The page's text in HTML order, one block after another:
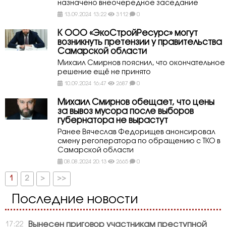
назначено внеочередное заседание
13.09.2024 13:22 3112 0
К ООО «ЭкоСтройРесурс» могут
возникнуть претензии у правительства
Самарской области
Михаил Смирнов пояснил, что окончательное
решение ещё не принято
10.09.2024 16:47 2687 0
Михаил Смирнов обещает, что цены
за вывоз мусора после выборов
губернатора не вырастут
Ранее Вячеслав Федорищев анонсировал
смену регоператора по обращению с ТКО в
Самарской области
08.08.2024 20:13 2665 0
1 2 > >>
Последние новости
17:22
Вынесен приговор участникам преступной